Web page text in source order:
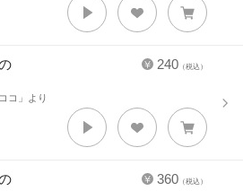
240 （税込）
コ」より
360 （税込）